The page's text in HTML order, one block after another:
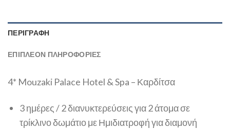
ΠΕΡΙΓΡΑΦΉ
ΕΠΙΠΛΈΟΝ ΠΛΗΡΟΦΟΡΊΕΣ
4* Mouzaki Palace Hotel & Spa – Καρδίτσα
3 ημέρες / 2 διανυκτερεύσεις για 2 άτομα σε
τρίκλινο δωμάτιο με Ημιδιατροφή για διαμονή